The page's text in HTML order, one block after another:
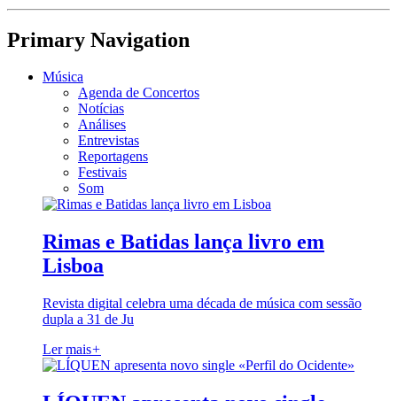
Primary Navigation
Música
Agenda de Concertos
Notícias
Análises
Entrevistas
Reportagens
Festivais
Som
Rimas e Batidas lança livro em
Lisboa
Revista digital celebra uma década de música com sessão
dupla a 31 de Ju
Ler mais+